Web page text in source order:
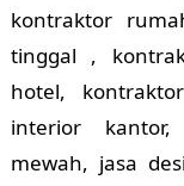
kontraktor
tinggal ,
hotel,
interior
mewah, jasa